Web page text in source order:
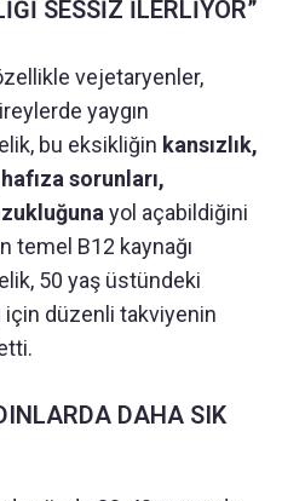
SESSİZ İLERLİYOR”
vejetaryenler,
yaygın
bu eksikliğin kansızlık,
sorunları,
yol açabildiğini
temel B12 kaynağı
50 yaş üstündeki
için düzenli takviyenin
DAHA SIK